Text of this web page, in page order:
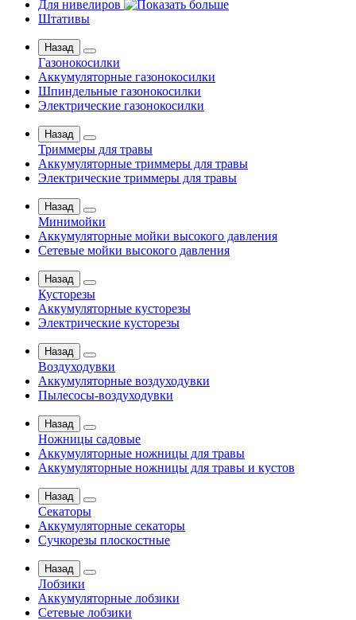
Для нивелиров
Штативы
Назад
Газонокосилки
Аккумуляторные газонокосилки
Шпиндельные газонокосилки
Электрические газонокосилки
Назад
Триммеры для травы
Аккумуляторные триммеры для травы
Электрические триммеры для травы
Назад
Минимойки
Аккумуляторные мойки высокого давления
Сетевые мойки высокого давления
Назад
Кусторезы
Аккумуляторные кусторезы
Электрические кусторезы
Назад
Воздуходувки
Аккумуляторные воздуходувки
Пылесосы-воздуходувки
Назад
Ножницы садовые
Аккумуляторные ножницы для травы
Аккумуляторные ножницы для травы и кустов
Назад
Секаторы
Аккумуляторные секаторы
Сучкорезы плоскостные
Назад
Лобзики
Аккумуляторные лобзики
Сетевые лобзики